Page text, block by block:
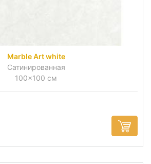
Marble Art white
Сатинированная
100x100 см